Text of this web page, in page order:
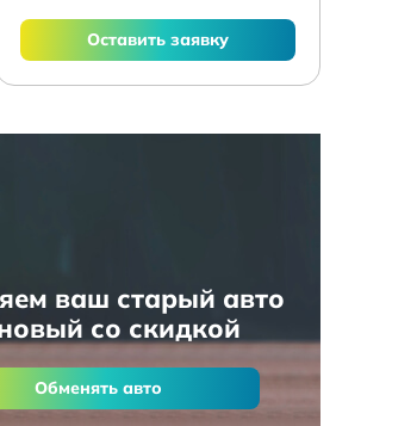
Оставить заявку
ваш старый авто
со скидкой
Обменять авто